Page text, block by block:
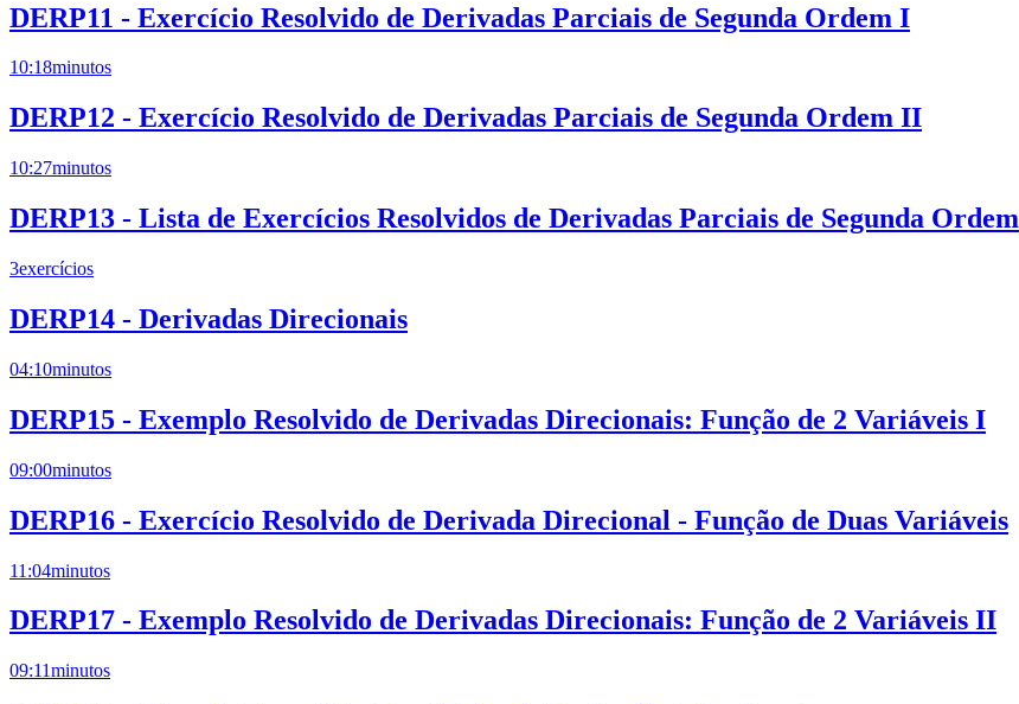
DERP11 - Exercício Resolvido de Derivadas Parciais de Segunda Ordem I
10:18minutos
DERP12 - Exercício Resolvido de Derivadas Parciais de Segunda Ordem II
10:27minutos
DERP13 - Lista de Exercícios Resolvidos de Derivadas Parciais de Segunda Ordem
3exercícios
DERP14 - Derivadas Direcionais
04:10minutos
DERP15 - Exemplo Resolvido de Derivadas Direcionais: Função de 2 Variáveis I
09:00minutos
DERP16 - Exercício Resolvido de Derivada Direcional - Função de Duas Variáveis
11:04minutos
DERP17 - Exemplo Resolvido de Derivadas Direcionais: Função de 2 Variáveis II
09:11minutos